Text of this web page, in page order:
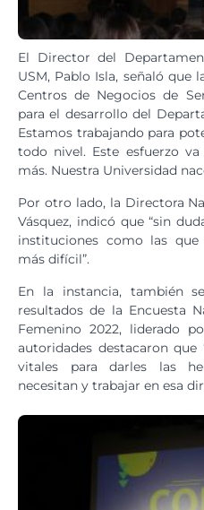
El Director del
USM, Pablo Isla, señaló que
Centros de Negocios de
para el desarrollo del
Estamos trabajando para
todo nivel. Este esfuerzo
más. Nuestra Universidad
Por otro lado, la Directora
Vásquez, indicó que “sin
instituciones como las
más difícil”.
En la instancia, también
resultados de la Encuesta
Femenino 2022, liderado
autoridades destacaron
vitales para darles las
necesitan y trabajar en esa